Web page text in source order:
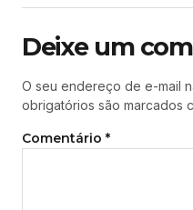
Deixe um
O seu endereço de e-mail
obrigatórios são marcados
Comentário *